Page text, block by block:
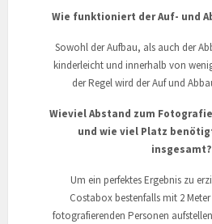
Wie funktioniert der Auf- und
Sowohl der Aufbau, als auch der
kinderleicht und innerhalb von
der Regel wird der Auf und
Wieviel Abstand zum
und wie viel Platz
insgesamt?
Um ein perfektes Ergebnis zu
Costabox bestenfalls mit 2
fotografierenden Personen